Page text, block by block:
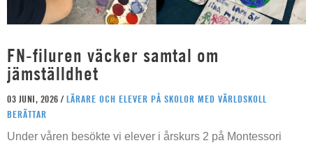
FN-filuren väcker samtal om
jämställdhet
03 JUNI, 2026 / LÄRARE OCH ELEVER PÅ SKOLOR MED VÄRLDSKOLL
BERÄTTAR
Under våren besökte vi elever i årskurs 2 på Montessori